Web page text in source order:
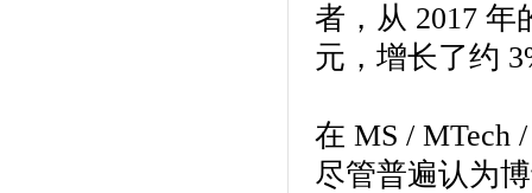
者，从 2017 年
元，增长了约
在 MS / MTech
尽管普遍认为